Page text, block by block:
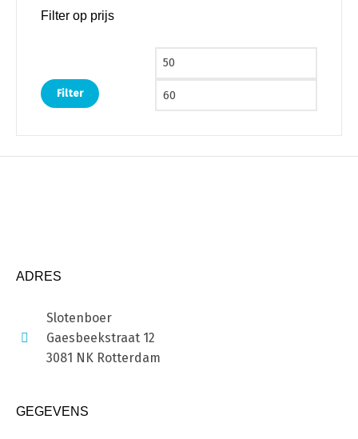
Filter op prijs
Min. prijs
Filter
ADRES
Slotenboer
Gaesbeekstraat 12
3081 NK Rotterdam
GEGEVENS